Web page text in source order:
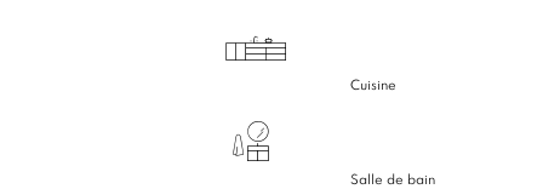
Cuisine
Salle de bain